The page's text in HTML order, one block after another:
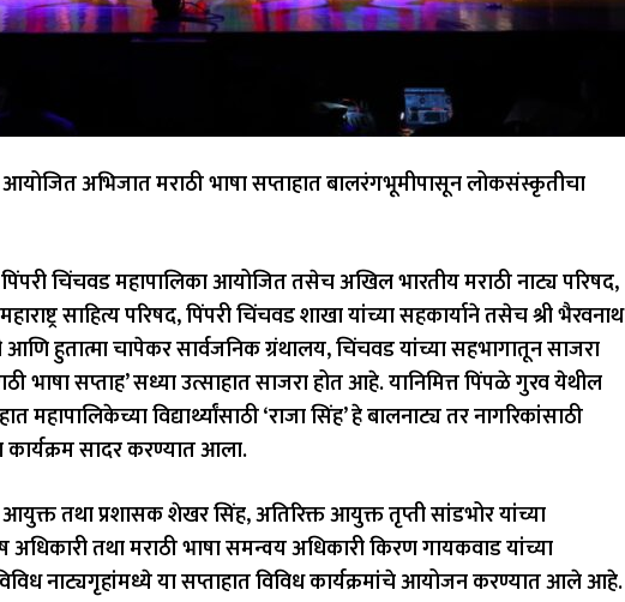
आयोजित अभिजात मराठी भाषा सप्ताहात बालरंगभूमीपासून लोकसंस्कृतीचा
चिंचवड महापालिका आयोजित तसेच अखिल भारतीय मराठी नाट्य परिषद,
साहित्य परिषद, पिंपरी चिंचवड शाखा यांच्या सहकार्याने तसेच श्री भैरवनाथ
आणि हुतात्मा चापेकर सार्वजनिक ग्रंथालय, चिंचवड यांच्या सहभागातून साजरा
भाषा सप्ताह’ सध्या उत्साहात साजरा होत आहे. यानिमित्त पिंपळे गुरव येथील
विद्यार्थ्यांसाठी ‘राजा सिंह’ हे बालनाट्य तर नागरिकांसाठी
हा कार्यक्रम सादर करण्यात आला.
तथा प्रशासक शेखर सिंह, अतिरिक्त आयुक्त तृप्ती सांडभोर यांच्या
अधिकारी तथा मराठी भाषा समन्वय अधिकारी किरण गायकवाड यांच्या
नाट्यगृहांमध्ये या सप्ताहात विविध कार्यक्रमांचे आयोजन करण्यात आले आहे.